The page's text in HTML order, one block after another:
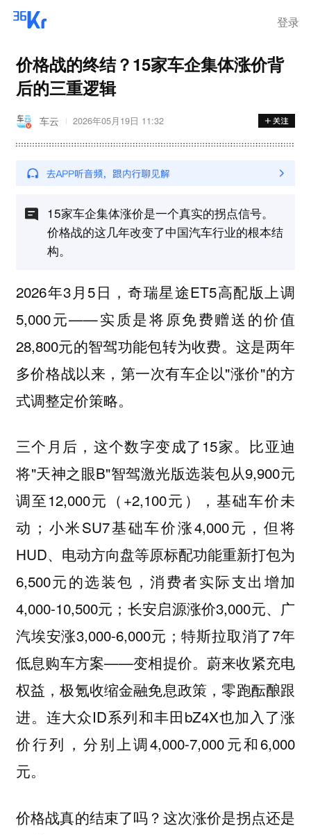
登录
价格战的终结？15家车企集体涨价背
后的三重逻辑
车云 2026年05月19日 11:32
15家车企集体涨价是一个真实的拐点信号。
价格战的这几年改变了中国汽车行业的根本结
构。
2026年3月5日，奇瑞星途ET5高配版上调
5,000元——实质是将原免费赠送的价值
28,800元的智驾功能包转为收费。这是两年
多价格战以来，第一次有车企以"涨价"的方
式调整定价策略。
三个月后，这个数字变成了15家。比亚迪
将"天神之眼B"智驾激光版选装包从9,900元
调至12,000元（+2,100元），基础车价未
动；小米SU7基础车价涨4,000元，但将
HUD、电动方向盘等原标配功能重新打包为
6,500元的选装包，消费者实际支出增加
4,000-10,500元；长安启源涨价3,000元、广
汽埃安涨3,000-6,000元；特斯拉取消了7年
低息购车方案——变相提价。蔚来收紧充电
权益，极氪收缩金融免息政策，零跑酝酿跟
进。连大众ID系列和丰田bZ4X也加入了涨
价行列，分别上调4,000-7,000元和6,000
元。
价格战真的结束了吗？这次涨价是拐点还是